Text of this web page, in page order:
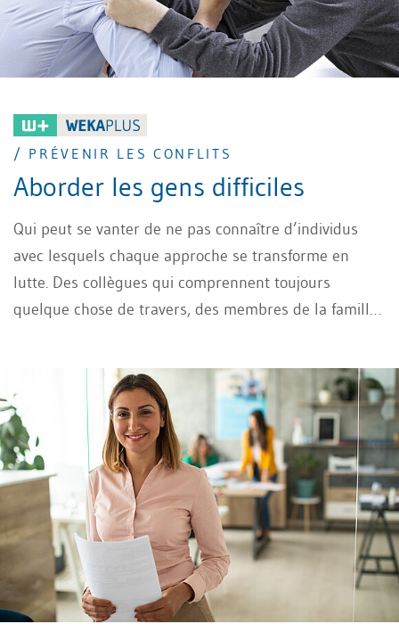
/ PRÉVENIR LES CONFLITS
Aborder les gens difficiles
Qui peut se vanter de ne pas connaître d’individus
avec lesquels chaque approche se transforme en
lutte. Des collègues qui comprennent toujours
quelque chose de travers, des membres de la famille
blocage? Avoir un excellent don de repartie? Disposer
d’une couche épaisse de protection? Voici quelques
astuces pour affronter les colériques, les reines
mélodramatiques et les ronchons professionnels pour
prévenir les conflits.